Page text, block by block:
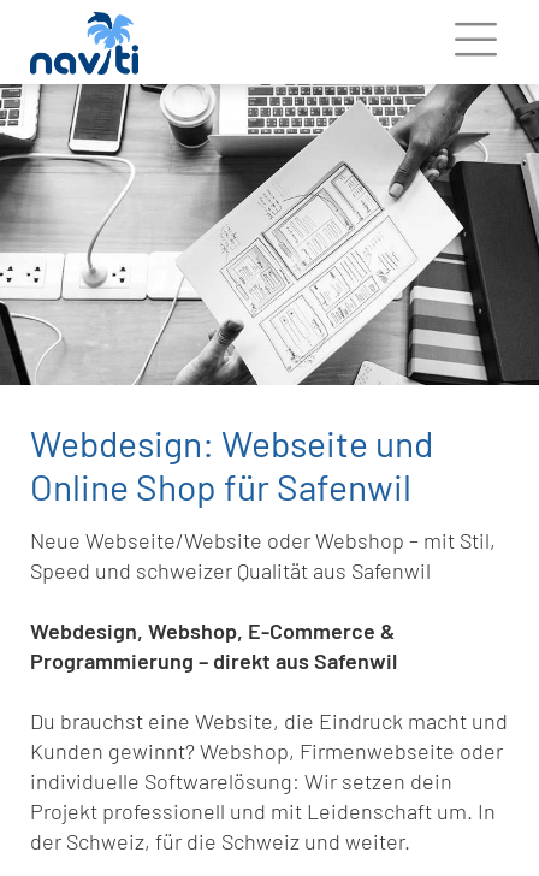
Webdesign: Webseite und
Online Shop für Safenwil
Neue Webseite/Website oder Webshop – mit Stil,
Speed und schweizer Qualität aus Safenwil
Webdesign, Webshop, E-Commerce &
Programmierung – direkt aus Safenwil
Du brauchst eine Website, die Eindruck macht und
Kunden gewinnt? Webshop, Firmenwebseite oder
individuelle Softwarelösung: Wir setzen dein
Projekt professionell und mit Leidenschaft um. In
der Schweiz, für die Schweiz und weiter.